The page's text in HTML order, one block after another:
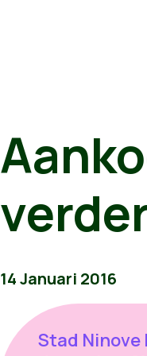
14 Januari 2016
Stad Ninove